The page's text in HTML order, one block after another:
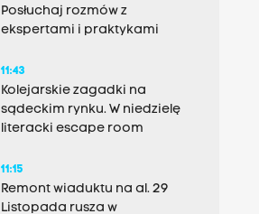
Posłuchaj rozmów z
ekspertami i praktykami
11:43
Kolejarskie zagadki na
sądeckim rynku. W niedzielę
literacki escape room
11:15
Remont wiaduktu na al. 29
Listopada rusza w